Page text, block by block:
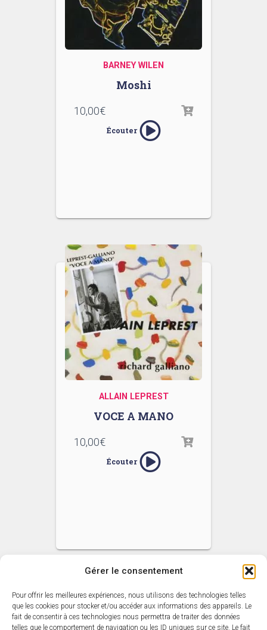
Gérer le consentement
Pour offrir les meilleures expériences, nous utilisons des technologies telles
que les cookies pour stocker et/ou accéder aux informations des appareils. Le
fait de consentir à ces technologies nous permettra de traiter des données
telles que le comportement de navigation ou les ID uniques sur ce site. Le fait
BARNEY WILEN
Moshi
10,00€
Écouter
ALLAIN LEPREST
VOCE A MANO
10,00€
Écouter
ACCUEIL L’ACTUALITÉ SARAVAH